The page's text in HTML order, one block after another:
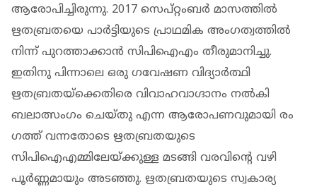
ആരോപിച്ചിരുന്നു. 2017 സെപ്റ്റംബർ മാസത്തിൽ
ഋതബ്രതയെ പാർട്ടിയുടെ പ്രാഥമിക അം​ഗത്വത്തിൽ
നിന്ന് പുറത്താക്കാൻ സിപിഐഎം തീരുമാനിച്ചു.
ഇതിനു പിന്നാലെ ഒരു ​ഗവേഷണ വിദ്യാർത്ഥി
ഋതബ്രതയ്ക്കെതിരെ ​വിവാഹവാ​ഗ്ദാനം നൽകി
ബലാത്സം​ഗം ചെയ്തു എന്ന ആരോപണവുമായി രം​
ഗത്ത് വന്നതോടെ ഋതബ്രതയുടെ
സിപിഐഎമ്മിലേയ്ക്കുള്ള മടങ്ങി വരവിൻ്റെ വഴി
പൂർണ്ണമായും അടഞ്ഞു. ഋതബ്രതയുടെ സ്വകാര്യ